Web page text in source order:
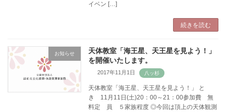
イベン […]
続きを読む
お知らせ
天体教室「海王星、天王星を見よう！」
を開催いたします。
2017年11月1日
天体教室「海王星、天王星を見よう！」 と
き 11月11日(土)20：00～21：00参加費 無
料定 員 ５家族程度 ◎今回は頂上の天体観測